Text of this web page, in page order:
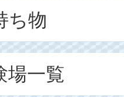
ち物
場一覧